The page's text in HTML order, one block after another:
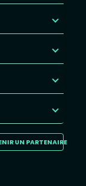
UN PARTENAIRE